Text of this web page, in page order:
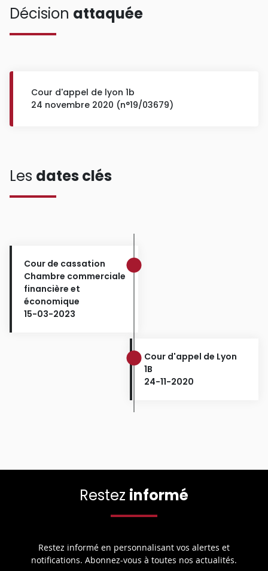
Décision attaquée
Cour d'appel de lyon 1b
24 novembre 2020 (n°19/03679)
Les dates clés
Cour de cassation
Chambre commerciale
financière et
économique
15-03-2023
Cour d'appel de Lyon
1B
24-11-2020
Restez informé
Restez informé en personnalisant vos alertes et
notifications. Abonnez-vous à toutes nos actualités.